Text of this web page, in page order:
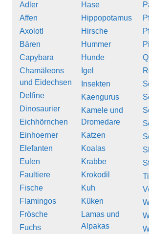
Adler
Affen
Axolotl
Bären
Capybara
Chamäleons
und Eidechsen
Delfine
Dinosaurier
Eichhörnchen
Einhoerner
Elefanten
Eulen
Faultiere
Fische
Flamingos
Frösche
Fuchs
Hase
Hippopotamus
Hirsche
Hummer
Hunde
Igel
Insekten
Kaengurus
Kamele und
Dromedare
Katzen
Koalas
Krabbe
Krokodil
Kuh
Küken
Lamas und
Alpakas